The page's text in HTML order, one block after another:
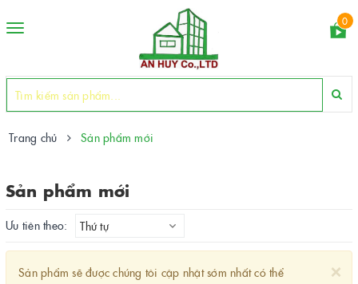
Toggle
0
Trang chủ Sản phẩm mới
Sản phẩm mới
Ưu tiên theo: Thứ tự
×
Sản phẩm sẽ được chúng tôi cập nhật sớm nhất có thể